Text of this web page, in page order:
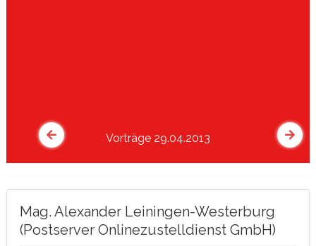
Vorträge 29.04.2013
Mag. Alexander Leiningen-Westerburg
(Postserver Onlinezustelldienst GmbH)